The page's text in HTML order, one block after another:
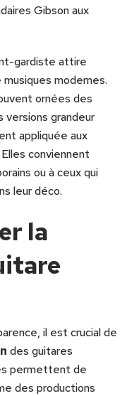
Gibson aux
gardiste attire
modernes.
ornées des
versions grandeur
appliquée aux
conviennent
ou à ceux qui
leur déco.
la
il est crucial de
des guitares
permettent de
des productions